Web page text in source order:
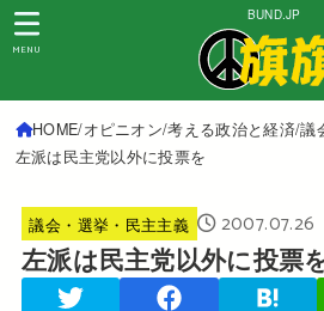
BUND.JP
MENU
HOME オピニオン 考える政治と経済 議
左派は民主党以外に投票を
議会・選挙・民主主義 2007.07.26
左派は民主党以外に投票